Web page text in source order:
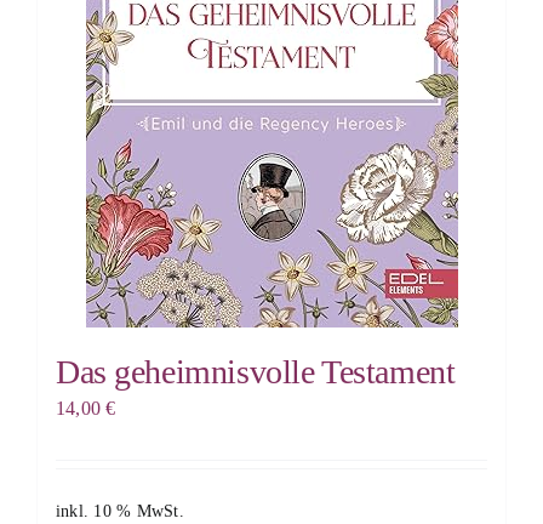
Das geheimnisvolle Testament
14,00€
inkl. 10 % MwSt.